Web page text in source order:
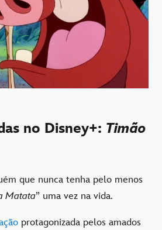
no Disney+: Timão
que nunca tenha pelo menos
Matata” uma vez na vida.
protagonizada pelos amados